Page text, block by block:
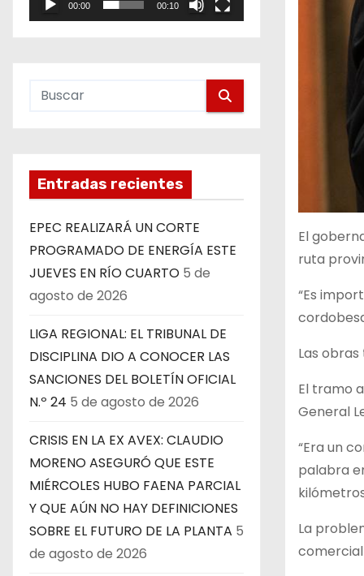
00:00 00:10
Entradas recientes
EPEC REALIZARÁ UN CORTE
PROGRAMADO DE ENERGÍA ESTE
JUEVES EN RÍO CUARTO 5 de
agosto de 2026
LIGA REGIONAL: EL TRIBUNAL DE
DISCIPLINA DIO A CONOCER LAS
SANCIONES DEL BOLETÍN OFICIAL
N.º 24 5 de agosto de 2026
CRISIS EN LA EX AVEX: CLAUDIO
MORENO ASEGURÓ QUE ESTE
MIÉRCOLES HUBO FAENA PARCIAL
Y QUE AÚN NO HAY DEFINICIONES
SOBRE EL FUTURO DE LA PLANTA 5
de agosto de 2026
El
ruta
“Es
Las
El tramo
General
“Era un
palabra
La
comercial